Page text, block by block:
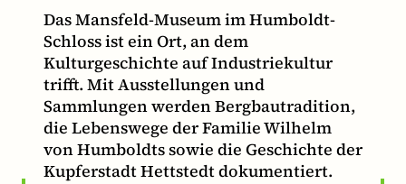
Das Mansfeld-Museum im Humboldt-
Schloss ist ein Ort, an dem
Kulturgeschichte auf Industriekultur
trifft. Mit Ausstellungen und
Sammlungen werden Bergbautradition,
die Lebenswege der Familie Wilhelm
von Humboldts sowie die Geschichte der
Kupferstadt Hettstedt dokumentiert.